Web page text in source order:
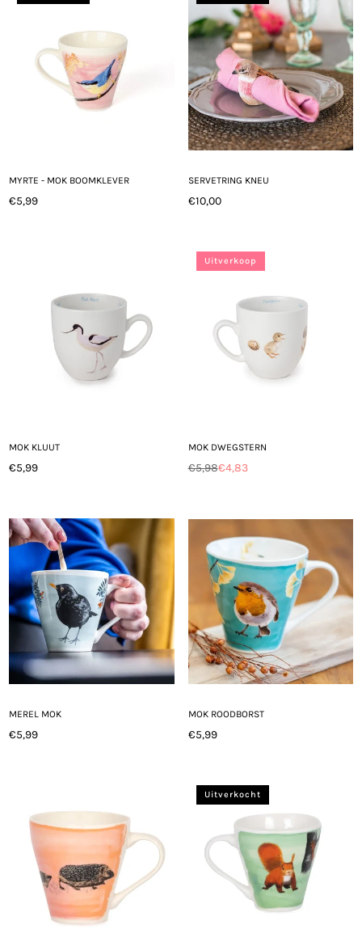
MYRTE - MOK BOOMKLEVER
Normale
€5,99
SERVETRING KNEU
Normale
€10,00
MOK KLUUT
Normale
€5,99
Uitverkoop
MOK DWEGSTERN
Normale
€5,98€4,83
MEREL MOK
Normale
€5,99
MOK ROODBORST
Normale
€5,99
Uitverkocht